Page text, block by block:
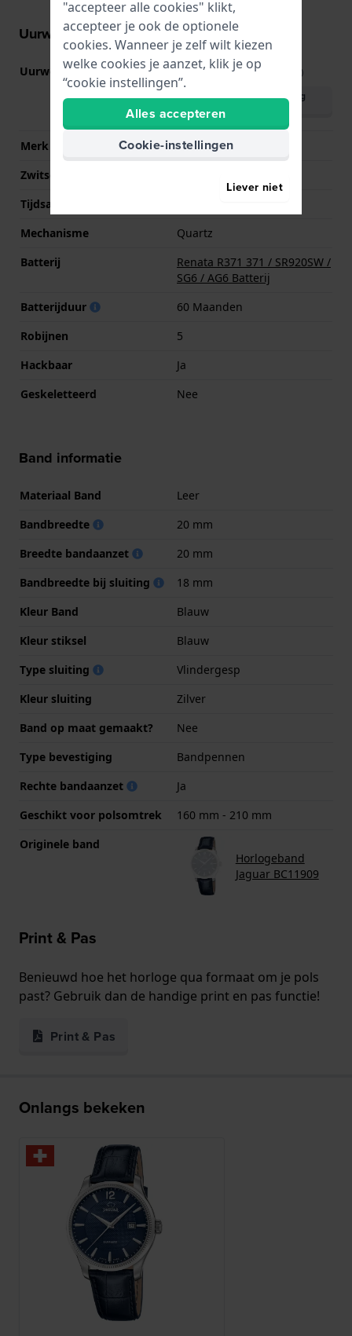
Uurwerk informatie
Uurwerk nr. 705 SW(Bekijk specificaties )
Download handleiding
Merk uurwerk
Ronda
Zwitsers uurwerk
Tijdsaanduiding
Mechanisme
Quartz
Batterij
Renata R371 371 / SR920SW /
SG6 / AG6 Batterij
Batterijduur
60 Maanden
Robijnen
5
Hackbaar
Ja
Geskeletteerd
Nee
Band informatie
Materiaal Band
Leer
Bandbreedte
20 mm
Breedte bandaanzet
20 mm
Bandbreedte bij sluiting
18 mm
Kleur Band
Blauw
Kleur stiksel
Blauw
Type sluiting
Vlindergesp
Kleur sluiting
Zilver
Band op maat gemaakt?
Nee
Type bevestiging
Bandpennen
Rechte bandaanzet
Ja
Geschikt voor polsomtrek
160 mm - 210 mm
Originele band
Horlogeband
Jaguar BC11909
Print & Pas
Benieuwd hoe het horloge qua formaat om je pols
past? Gebruik dan de handige print en pas functie!
Print & Pas
Onlangs bekeken
"accepteer alle cookies" klikt,
accepteer je ook de optionele
cookies. Wanneer je zelf wilt kiezen
welke cookies je aanzet, klik je op
“cookie instellingen”.
Alles accepteren
Cookie-instellingen
Liever niet